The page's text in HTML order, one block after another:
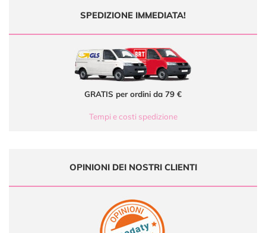
SPEDIZIONE IMMEDIATA!
GRATIS per ordini da 79 €
Tempi e costi spedizione
OPINIONI DEI NOSTRI CLIENTI